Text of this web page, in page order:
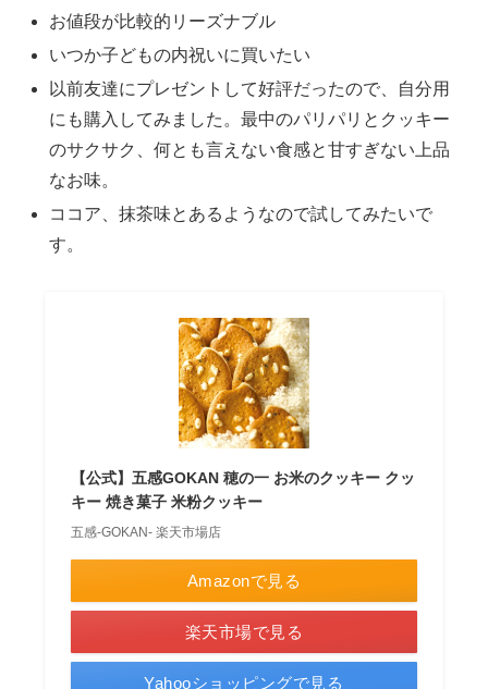
お値段が比較的リーズナブル
いつか子どもの内祝いに買いたい
以前友達にプレゼントして好評だったので、自分用
にも購入してみました。最中のパリパリとクッキー
のサクサク、何とも言えない食感と甘すぎない上品
なお味。
ココア、抹茶味とあるようなので試してみたいで
す。
【公式】五感GOKAN 穂の一 お米のクッキー クッ
キー 焼き菓子 米粉クッキー
五感-GOKAN- 楽天市場店
Amazonで見る
楽天市場で見る
Yahooショッピングで見る